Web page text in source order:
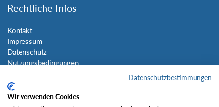
Rechtliche Infos
Kontakt
Impressum
Datenschutz
Nutzungsbedingungen
Social Media
Datenschutzbestimmungen
Wir verwenden Cookies